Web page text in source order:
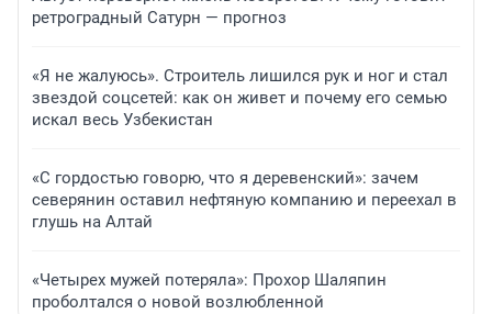
ретроградный Сатурн — прогноз
«Я не жалуюсь». Строитель лишился рук и ног и стал
звездой соцсетей: как он живет и почему его семью
искал весь Узбекистан
«С гордостью говорю, что я деревенский»: зачем
северянин оставил нефтяную компанию и переехал в
глушь на Алтай
«Четырех мужей потеряла»: Прохор Шаляпин
проболтался о новой возлюбленной